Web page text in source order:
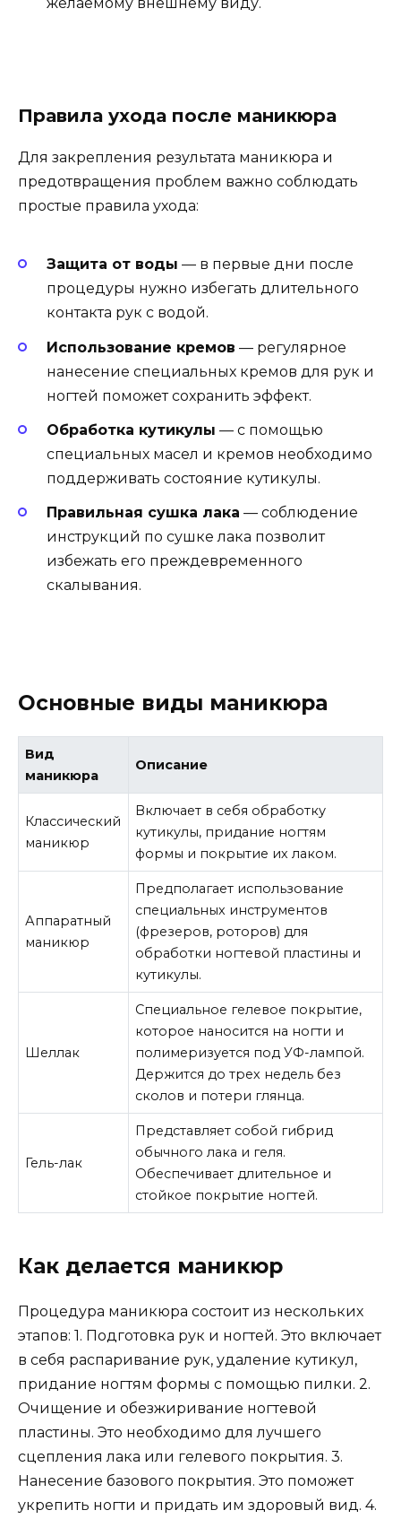
Правила ухода после маникюра
Для закрепления результата маникюра и
предотвращения проблем важно соблюдать
простые правила ухода:
Защита от воды — в первые дни после
процедуры нужно избегать длительного
контакта рук с водой.
Использование кремов — регулярное
нанесение специальных кремов для рук и
ногтей поможет сохранить эффект.
Обработка кутикулы — с помощью
специальных масел и кремов необходимо
поддерживать состояние кутикулы.
Правильная сушка лака — соблюдение
инструкций по сушке лака позволит
избежать его преждевременного
скалывания.
Основные виды маникюра
Вид
маникюра
Описание
Классический
маникюр
Включает в себя обработку
кутикулы, придание ногтям
формы и покрытие их лаком.
Аппаратный
маникюр
Предполагает использование
специальных инструментов
(фрезеров, роторов) для
обработки ногтевой пластины и
кутикулы.
Шеллак
Специальное гелевое покрытие,
которое наносится на ногти и
полимеризуется под УФ-лампой.
Держится до трех недель без
сколов и потери глянца.
Гель-лак
Представляет собой гибрид
обычного лака и геля.
Обеспечивает длительное и
стойкое покрытие ногтей.
Как делается маникюр
Процедура маникюра состоит из нескольких
этапов: 1. Подготовка рук и ногтей. Это включает
в себя распаривание рук, удаление кутикул,
придание ногтям формы с помощью пилки. 2.
Очищение и обезжиривание ногтевой
пластины. Это необходимо для лучшего
сцепления лака или гелевого покрытия. 3.
Нанесение базового покрытия. Это поможет
укрепить ногти и придать им здоровый вид. 4.